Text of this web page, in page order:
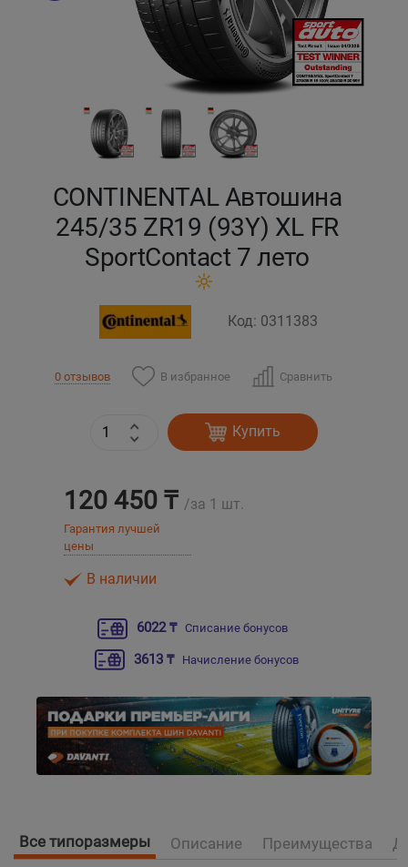
CONTINENTAL Автошина
245/35 ZR19 (93Y) XL FR
SportContact 7 лето
Код: 0311383
0 отзывов В избранное Сравнить
Купить
120 450 ₸ /за 1 шт.
Гарантия лучшей
цены
В наличии
6022 ₸ Списание бонусов
3613 ₸ Начисление бонусов
Все типоразмеры Описание Преимущества
Кызылорда
Петропавловск
Талдыкорган
Усть-Каменогорск
Шымкент
Экибастуз